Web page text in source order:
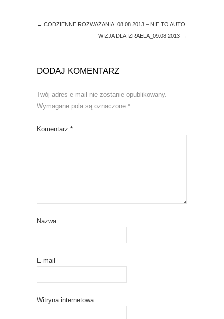
← CODZIENNE ROZWAŻANIA_08.08.2013 – NIE TO AUTO
WIZJA DLA IZRAELA_09.08.2013 →
DODAJ KOMENTARZ
Twój adres e-mail nie zostanie opublikowany.
Wymagane pola są oznaczone *
Komentarz *
Nazwa
E-mail
Witryna internetowa